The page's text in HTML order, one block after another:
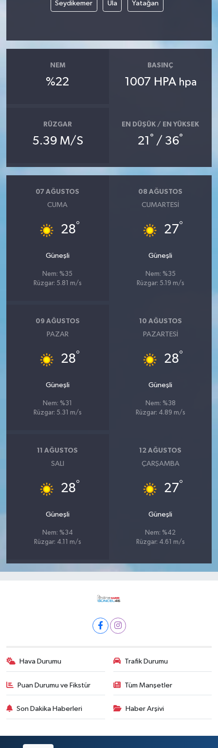
Seydikemer Ula Yatağan
NEM
%22
BASINÇ
1007 HPA hpa
RÜZGAR
5.39 M/S
EN DÜŞÜK / EN YÜKSEK
21 ° / 36°
07 AĞUSTOS
CUMA
28°
Güneşli
Nem: %35
Rüzgar: 5.81 m/s
08 AĞUSTOS
CUMARTESI
27°
Güneşli
Nem: %35
Rüzgar: 5.19 m/s
09 AĞUSTOS
PAZAR
28°
Güneşli
Nem: %31
Rüzgar: 5.31 m/s
10 AĞUSTOS
PAZARTESI
28°
Güneşli
Nem: %38
Rüzgar: 4.89 m/s
11 AĞUSTOS
SALI
28°
Güneşli
Nem: %34
Rüzgar: 4.11 m/s
12 AĞUSTOS
ÇARŞAMBA
27°
Güneşli
Nem: %42
Rüzgar: 4.61 m/s
Hava Durumu Trafik Durumu
Puan Durumu ve Fikstür Tüm Manşetler
Son Dakika Haberleri Haber Arşivi